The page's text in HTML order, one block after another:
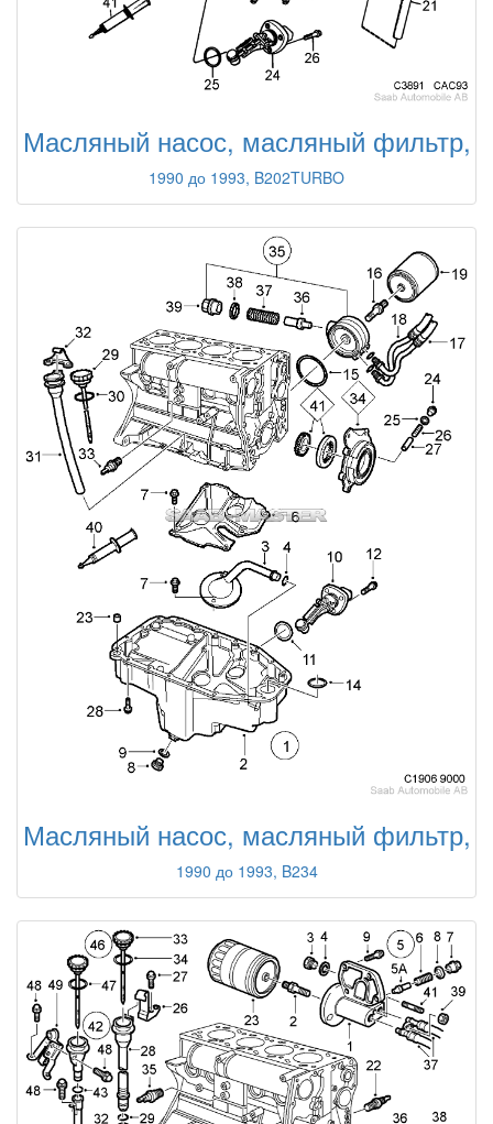
Масляный насос, масляный фильтр,
1990 до 1993, B202TURBO
Масляный насос, масляный фильтр,
1990 до 1993, B234